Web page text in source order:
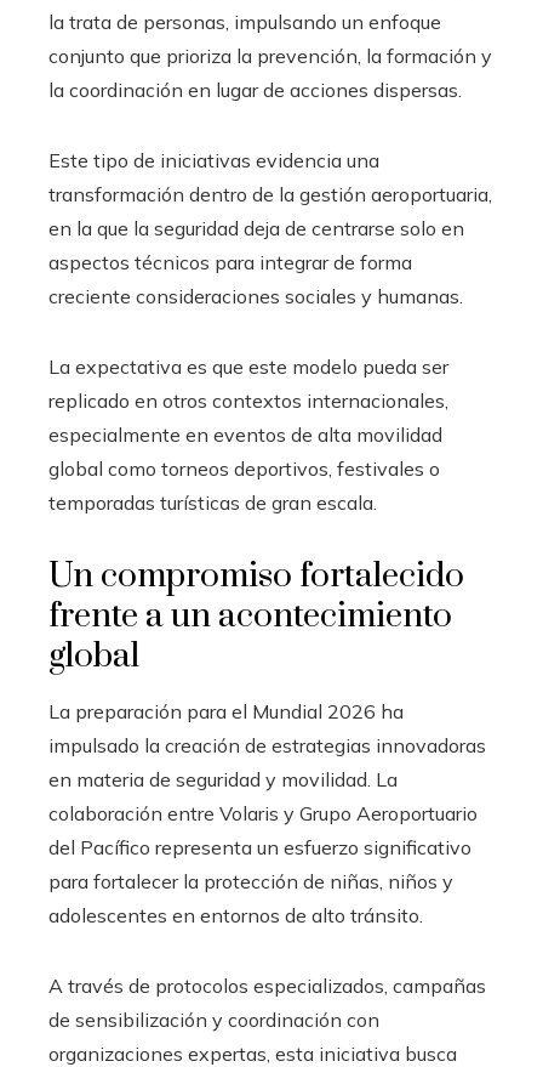
la trata de personas, impulsando un enfoque
conjunto que prioriza la prevención, la formación y
la coordinación en lugar de acciones dispersas.
Este tipo de iniciativas evidencia una
transformación dentro de la gestión aeroportuaria,
en la que la seguridad deja de centrarse solo en
aspectos técnicos para integrar de forma
creciente consideraciones sociales y humanas.
La expectativa es que este modelo pueda ser
replicado en otros contextos internacionales,
especialmente en eventos de alta movilidad
global como torneos deportivos, festivales o
temporadas turísticas de gran escala.
Un compromiso fortalecido
frente a un acontecimiento
global
La preparación para el Mundial 2026 ha
impulsado la creación de estrategias innovadoras
en materia de seguridad y movilidad. La
colaboración entre Volaris y Grupo Aeroportuario
del Pacífico representa un esfuerzo significativo
para fortalecer la protección de niñas, niños y
adolescentes en entornos de alto tránsito.
A través de protocolos especializados, campañas
de sensibilización y coordinación con
organizaciones expertas, esta iniciativa busca